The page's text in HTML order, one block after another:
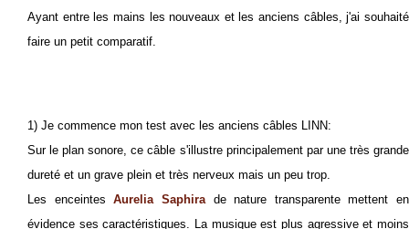
Ayant entre les mains les nouveaux et les anciens câbles, j'ai souhaité
faire un petit comparatif.
1) Je commence mon test avec les anciens câbles LINN:
Sur le plan sonore, ce câble s'illustre principalement par une très grande
dureté et un grave plein et très nerveux mais un peu trop.
Les enceintesAurelia Saphirade nature transparente mettent en
évidence ses caractéristiques. La musique est plus agressive et moins